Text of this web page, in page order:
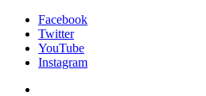
Facebook
Twitter
YouTube
Instagram